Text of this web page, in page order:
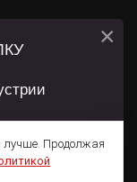
на
и
лучше. Продолжая
×